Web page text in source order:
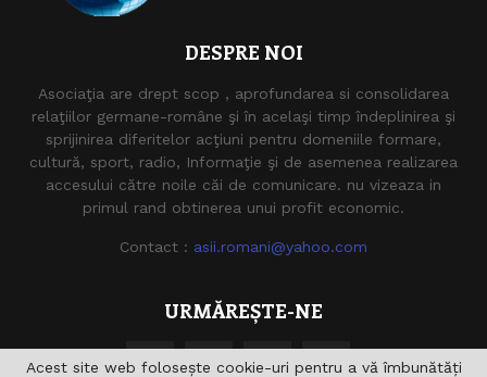
DESPRE NOI
Asociaţia are drept scop , aprofundarea si consolidarea
relaţiilor germane-române şi în acelaşi timp îndeplinirea şi
sprijinirea diferitelor acţiuni pentru domeniile formare,
cultură, sport, radio, Informaţie şi de asemenea realizarea
accesului către noile căi de comunicare. nu vizeaza in
primul rand obtinerea unui profit economic.
Contact : asii.romani@yahoo.com
URMĂREȘTE-NE
Acest site web folosește cookie-uri pentru a vă îmbunătăți